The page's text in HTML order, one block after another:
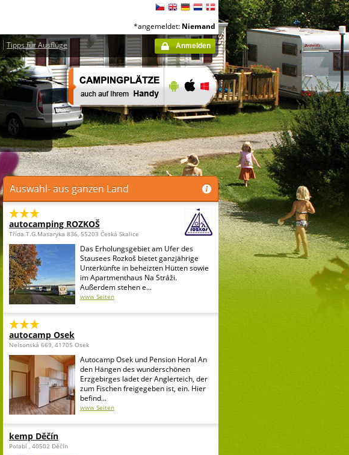
Tipps für Ausflüge
*angemeldet: Niemand
Anmelden
Auswahl- aus ganzen Land
autocamping ROZKOŠ
Třída.T.G.Masaryka 836, 55203 Česká Skalice
Das Erholungsgebiet am Ufer des
Stausees Rozkoš bietet ganzjährige
Unterkünfte in beheizten Hütten sowie
im Apartmenthaus Na Stráži.
Außerdem stehen e...
www Seiten
autocamp Osek
Nelsonská 669, 41705 Osek
Autocamp Osek und Pension Horal An
den Hängen des wunderschönen
Erzgebirges ladet der Anglerteich, der
zum Fischen freigegeben ist, ein. Hier
befind...
www Seiten
kemp Děčín
Polabí , 40502 Děčín